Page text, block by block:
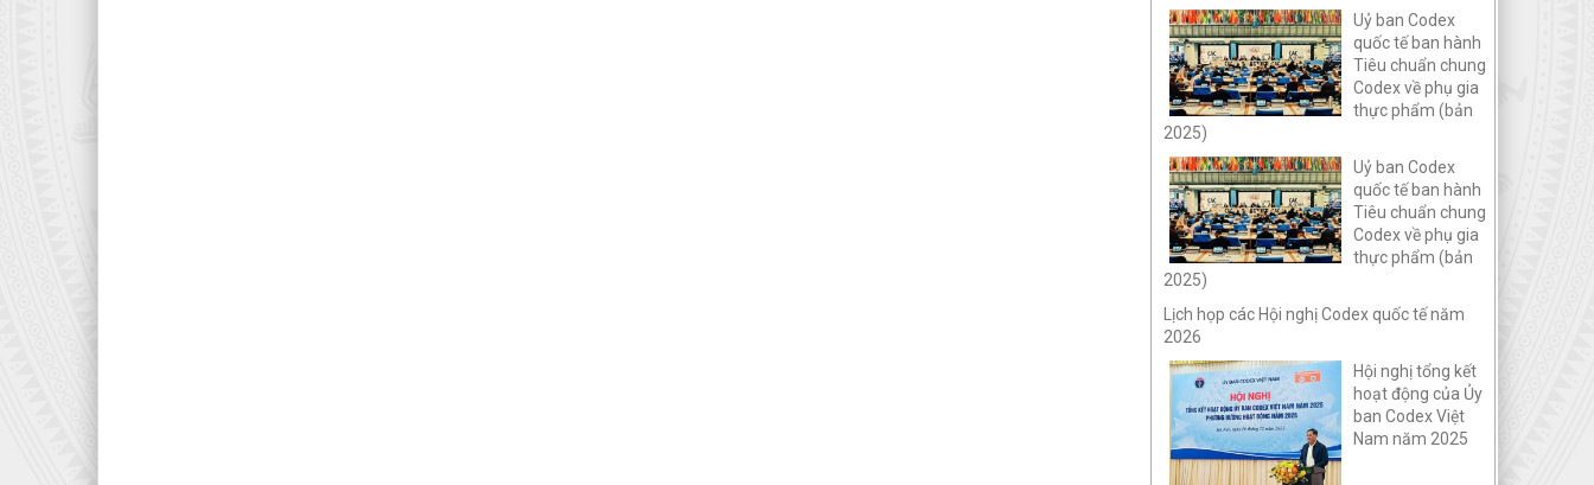
Uỷ ban Codex
quốc tế ban hành
Tiêu chuẩn chung
Codex về phụ gia
thực phẩm (bản
2025)
Uỷ ban Codex
quốc tế ban hành
Tiêu chuẩn chung
Codex về phụ gia
thực phẩm (bản
2025)
Lịch họp các Hội nghị Codex quốc tế năm
2026
Hội nghị tổng kết
hoạt động của Ủy
ban Codex Việt
Nam năm 2025